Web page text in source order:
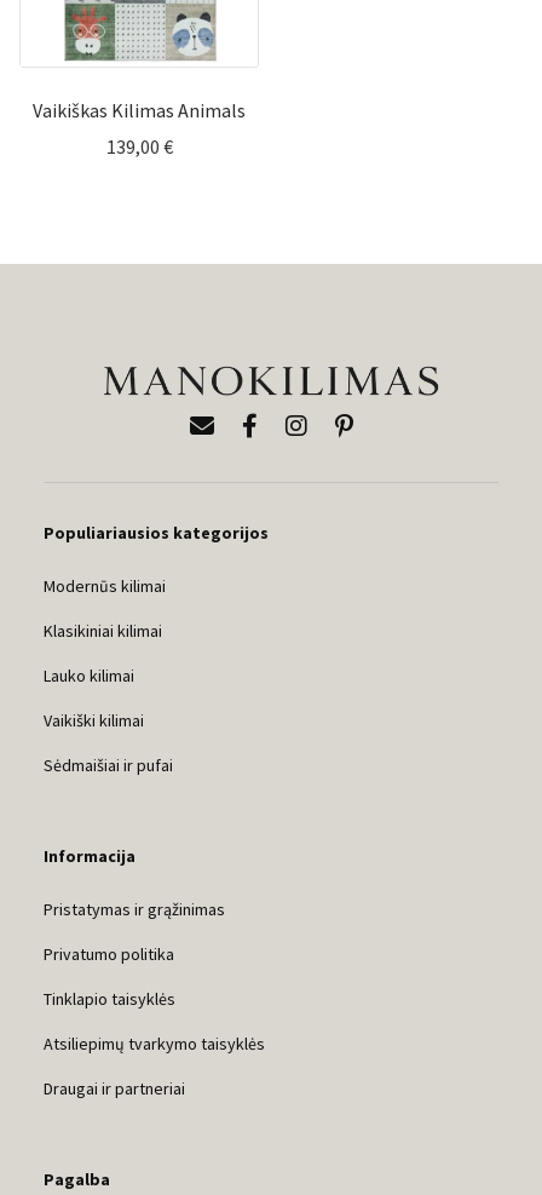
Vaikiškas Kilimas Animals
139,00 €
Populiariausios kategorijos
Modernūs kilimai
Klasikiniai kilimai
Lauko kilimai
Vaikiški kilimai
Sėdmaišiai ir pufai
Informacija
Pristatymas ir grąžinimas
Privatumo politika
Tinklapio taisyklės
Atsiliepimų tvarkymo taisyklės
Draugai ir partneriai
Pagalba